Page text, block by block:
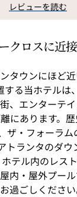
レビューを読む
クロスに近
タウンにほど
する当ホテルは
、エンターテ
にあります。
ザ・フォーラム
トランタのダウ
テル内のレス
内・屋外プー
過ごしください